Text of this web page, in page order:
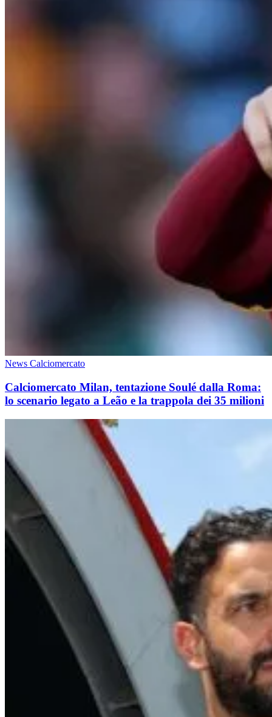
News Calciomercato
Calciomercato Milan, tentazione Soulé dalla Roma:
lo scenario legato a Leão e la trappola dei 35 milioni